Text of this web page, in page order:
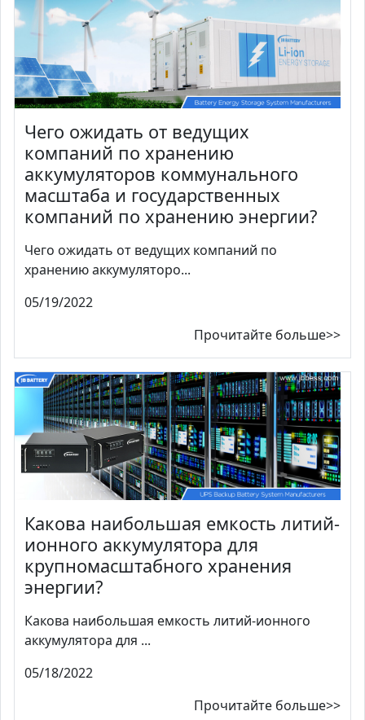
Чего ожидать от ведущих
компаний по хранению
аккумуляторов коммунального
масштаба и государственных
компаний по хранению энергии?
Чего ожидать от ведущих компаний по
хранению аккумуляторо...
05/19/2022
Прочитайте больше>>
Какова наибольшая емкость литий-
ионного аккумулятора для
крупномасштабного хранения
энергии?
Какова наибольшая емкость литий-ионного
аккумулятора для ...
05/18/2022
Прочитайте больше>>